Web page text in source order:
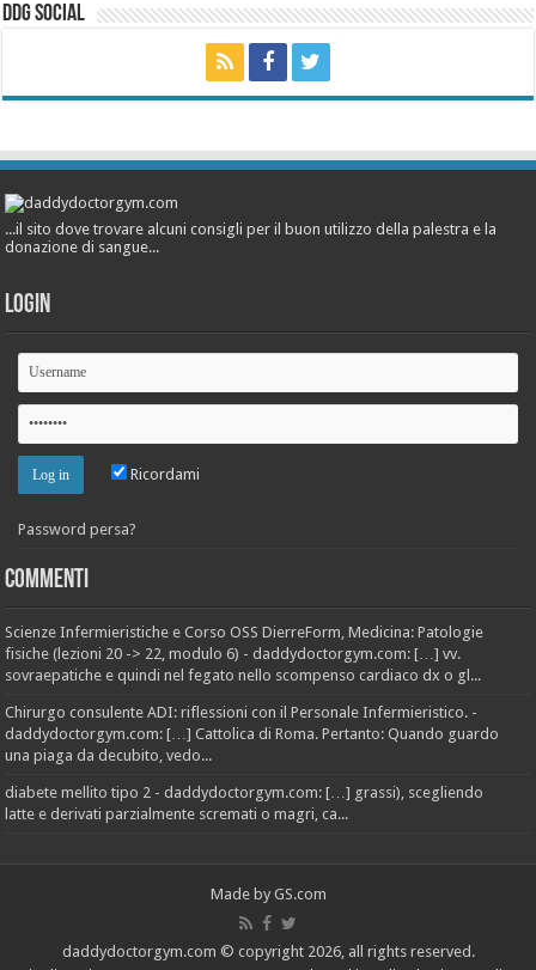
ddg Social
...il sito dove trovare alcuni consigli per il buon utilizzo della palestra e la
donazione di sangue...
Login
Ricordami
Password persa?
Commenti
Scienze Infermieristiche e Corso OSS DierreForm, Medicina: Patologie
fisiche (lezioni 20 -> 22, modulo 6) - daddydoctorgym.com: […] vv.
sovraepatiche e quindi nel fegato nello scompenso cardiaco dx o gl...
Chirurgo consulente ADI: riflessioni con il Personale Infermieristico. -
daddydoctorgym.com: […] Cattolica di Roma. Pertanto: Quando guardo
una piaga da decubito, vedo...
diabete mellito tipo 2 - daddydoctorgym.com: […] grassi), scegliendo
latte e derivati parzialmente scremati o magri, ca...
Made by GS.com
daddydoctorgym.com © copyright 2026, all rights reserved.